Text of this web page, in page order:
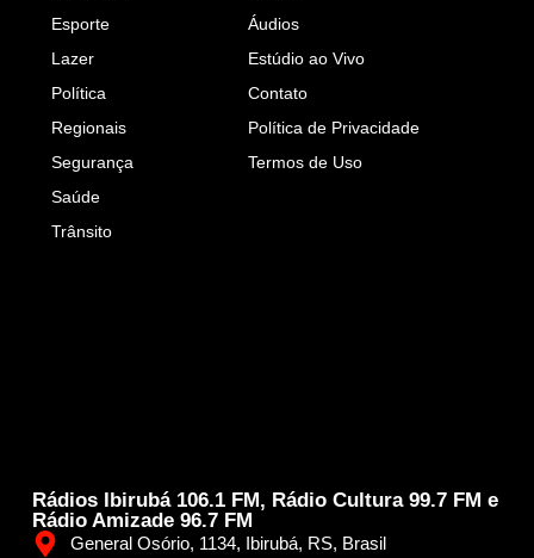
Rádios Ibirubá 106.1 FM, Rádio Cultura 99.7 FM e
Rádio Amizade 96.7 FM
General Osório, 1134, Ibirubá, RS, Brasil
Esporte
Lazer
Política
Regionais
Segurança
Saúde
Trânsito
Áudios
Estúdio ao Vivo
Contato
Política de Privacidade
Termos de Uso